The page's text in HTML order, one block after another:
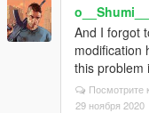
And I forgot
modification
this problem
Посмотрите
29 ноября 2020